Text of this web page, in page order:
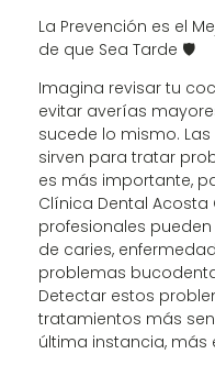
La Prevención es el
de que Sea Tarde 🛡️
Imagina revisar tu
evitar averías
sucede lo mismo.
sirven para tratar
es más importante,
Clínica Dental Acosta
profesionales
de caries,
problemas
Detectar estos
tratamientos más
última instancia, más